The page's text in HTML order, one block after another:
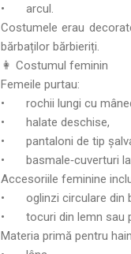
•
arcul.
Costumele erau
bărbaților bărbieriți.
👩 Costumul feminin
Femeile purtau:
•
rochii lungi cu
•
halate deschise,
•
pantaloni de tip
•
basmale‑cuverturi
Accesoriile feminine
•
oglinzi circulare din
•
tocuri din lemn sau
Materia primă pentru